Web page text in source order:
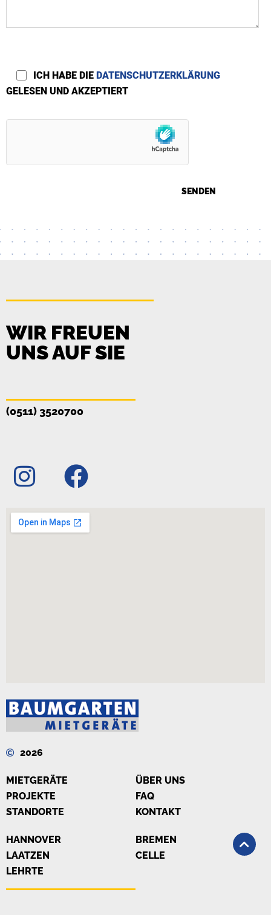
ICH HABE DIE DATENSCHUTZERKLÄRUNG
GELESEN UND AKZEPTIERT
WIR FREUEN
UNS AUF SIE
(0511) 3520700
2026
MIETGERÄTE
PROJEKTE
STANDORTE
ÜBER UNS
FAQ
KONTAKT
HANNOVER
LAATZEN
LEHRTE
BREMEN
CELLE